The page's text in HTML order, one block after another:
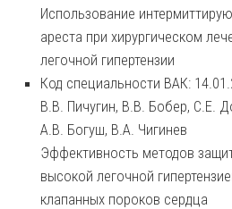
Использование
ареста при хирургическом
легочной гипертензии
Код специальности ВАК:
В.В. Пичугин, В.В. Бобер, С.Е.
А.В. Богуш, В.А. Чигинев
Эффективность методов
высокой легочной
клапанных пороков сердца